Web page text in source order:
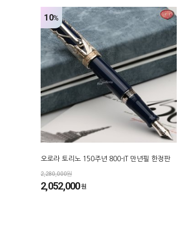
10%
오로라 토리노 150주년 800-IT 만년필 한정판
2,280,000원
2,052,000원